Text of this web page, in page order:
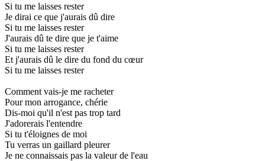
Si tu me laisses rester
Je dirai ce que j'aurais dû dire
Si tu me laisses rester
J'aurais dû te dire que je t'aime
Si tu me laisses rester
Et j'aurais dû le dire du fond du cœur
Si tu me laisses rester
Comment vais-je me racheter
Pour mon arrogance, chérie
Dis-moi qu'il n'est pas trop tard
J'adorerais l'entendre
Si tu t'éloignes de moi
Tu verras un gaillard pleurer
Je ne connaissais pas la valeur de l'eau